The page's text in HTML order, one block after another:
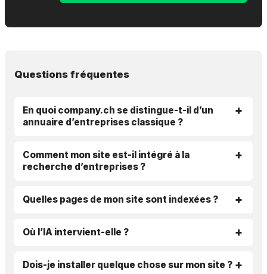
Questions fréquentes
En quoi company.ch se distingue-t-il d’un
annuaire d’entreprises classique ?
Comment mon site est-il intégré à la
recherche d’entreprises ?
Quelles pages de mon site sont indexées ?
Où l’IA intervient-elle ?
Dois-je installer quelque chose sur mon site ?